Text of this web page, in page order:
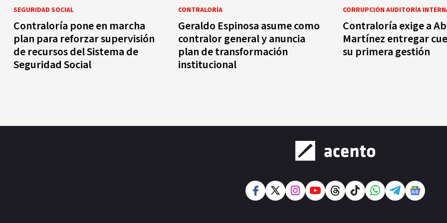
SEGURIDAD SOCIAL
Contraloría pone en marcha
plan para reforzar supervisión
de recursos del Sistema de
Seguridad Social
CONTRALORÍA
Geraldo Espinosa asume como
contralor general y anuncia
plan de transformación
institucional
CORRUPCIÓN AUDITORÍA
Contraloría exige a
Martínez entregar
su primera gestión